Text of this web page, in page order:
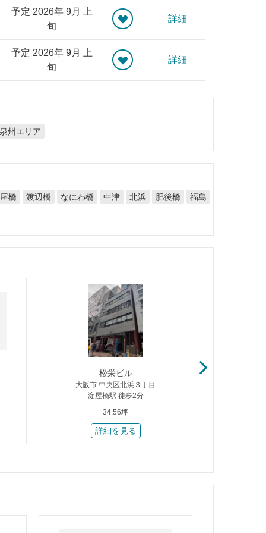
予定 2026年 9月 上
旬
詳細
予定 2026年 9月 上
旬
詳細
州エリア
橋 渡辺橋 なにわ橋 中津 北浜 肥後橋 福島
松栄ビル
大阪市 中央区北浜３丁目
淀屋橋駅 徒歩2分
34.56坪
詳細を見る